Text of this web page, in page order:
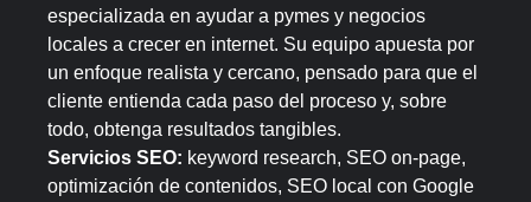
especializada en ayudar a pymes y negocios
locales a crecer en internet. Su equipo apuesta por
un enfoque realista y cercano, pensado para que el
cliente entienda cada paso del proceso y, sobre
todo, obtenga resultados tangibles.
Servicios SEO: keyword research, SEO on-page,
optimización de contenidos, SEO local con Google